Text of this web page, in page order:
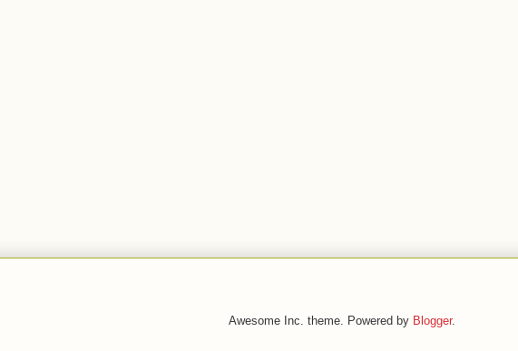
Awesome Inc. theme. Powered by Blogger.